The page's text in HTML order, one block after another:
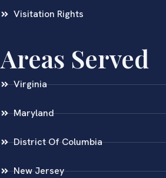
Visitation Rights
Areas Served
Virginia
Maryland
District Of Columbia
New Jersey